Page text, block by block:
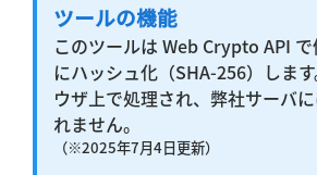
ツールの機能
このツールは Web Crypto API
にハッシュ化（SHA-256）しま
ウザ上で処理され、弊社サーバ
れません。
（※2025年7月4日更新）